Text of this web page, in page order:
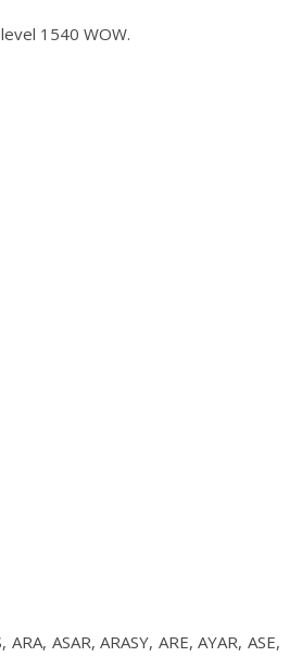
1540 WOW.
ASAR, ARASY, ARE, AYAR, ASE,